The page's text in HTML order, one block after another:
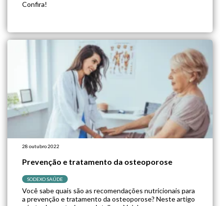
Confira!
28 outubro 2022
Prevenção e tratamento da osteoporose
SODEXO SAÚDE
Você sabe quais são as recomendações nutricionais para
a prevenção e tratamento da osteoporose? Neste artigo